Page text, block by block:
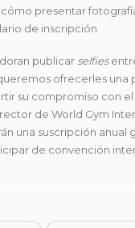
presentar
de inscripción.
publicar selfies
ofrecerles una
su compromiso con el
de World Gym
una suscripción anual
de convención